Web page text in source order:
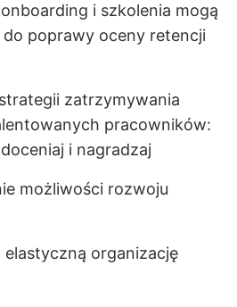
i szkolenia mogą
poprawy oceny retencji
zatrzymywania
pracowników:
i nagradzaj
możliwości rozwoju
elastyczną organizację